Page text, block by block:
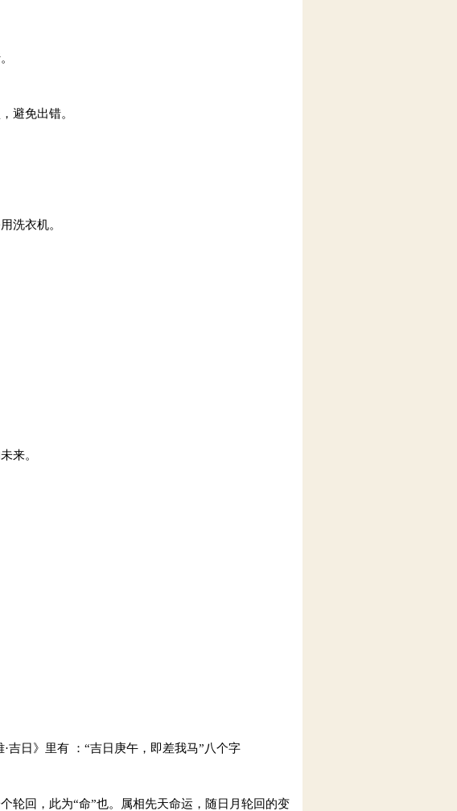
避免出错。
洗衣机。
来。
吉日》里有 ：“吉日庚午，即差我马”八个字
轮回，此为“命”也。属相先天命运，随日月轮回的变